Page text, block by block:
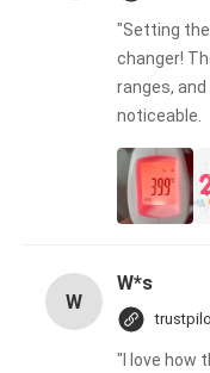
"Setting the
changer!
ranges,
noticeable.
W
W*s
"I love how